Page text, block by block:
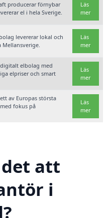
producerar förnybar
el i hela Sverige.
Läs
mer
levererar lokal och
Mellansverige.
Läs
mer
elbolag med
elpriser och smart
Läs
mer
av Europas största
fokus på
Läs
mer
att
i